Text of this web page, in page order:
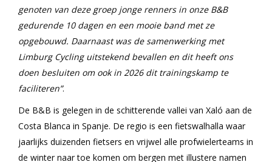
genoten van deze groep jonge renners in onze B&B
gedurende 10 dagen en een mooie band met ze
opgebouwd. Daarnaast was de samenwerking met
Limburg Cycling uitstekend bevallen en dit heeft ons
doen besluiten om ook in 2026 dit trainingskamp te
faciliteren”.
De B&B is gelegen in de schitterende vallei van Xaló aan de
Costa Blanca in Spanje. De regio is een fietswalhalla waar
jaarlijks duizenden fietsers en vrijwel alle profwielerteams in
de winter naar toe komen om bergen met illustere namen